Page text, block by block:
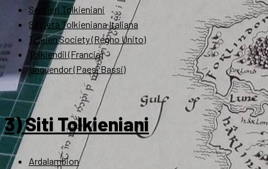
Sentieri Tolkieniani
Società Tolkieniana Italiana
Tolkien Society (Regno Unito)
Tolkiendil (Francia)
Unquendor (Paesi Bassi)
3) Siti Tolkieniani
Ardalambion